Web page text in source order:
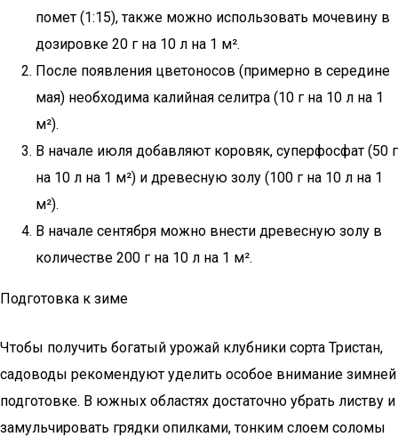
помет (1:15), также можно использовать мочевину в
дозировке 20 г на 10 л на 1 м².
После появления цветоносов (примерно в середине
мая) необходима калийная селитра (10 г на 10 л на 1
м²).
В начале июля добавляют коровяк, суперфосфат (50 г
на 10 л на 1 м²) и древесную золу (100 г на 10 л на 1
м²).
В начале сентября можно внести древесную золу в
количестве 200 г на 10 л на 1 м².
Подготовка к зиме
Чтобы получить богатый урожай клубники сорта Тристан,
садоводы рекомендуют уделить особое внимание зимней
подготовке. В южных областях достаточно убрать листву и
замульчировать грядки опилками, тонким слоем соломы